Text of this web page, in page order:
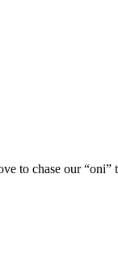
to chase our